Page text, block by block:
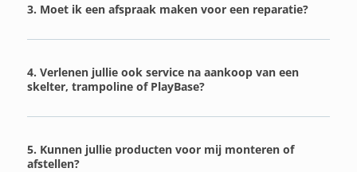
3. Moet ik een afspraak maken voor een reparatie?
4. Verlenen jullie ook service na aankoop van een
skelter, trampoline of PlayBase?
5. Kunnen jullie producten voor mij monteren of
afstellen?